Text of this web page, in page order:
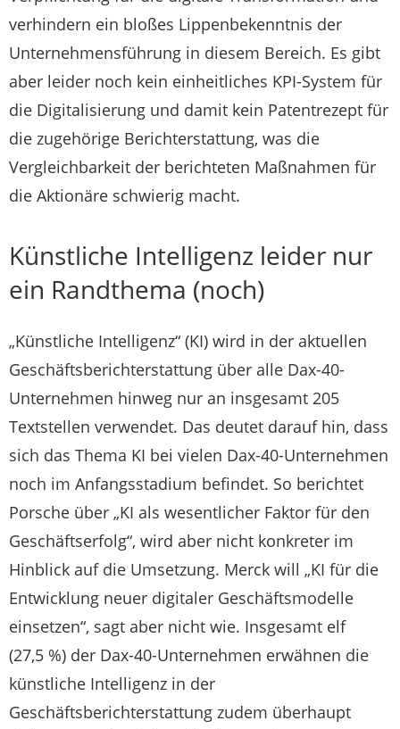
verhindern ein bloßes Lippenbekenntnis der
Unternehmensführung in diesem Bereich. Es gibt
aber leider noch kein einheitliches KPI-System für
die Digitalisierung und damit kein Patentrezept für
die zugehörige Berichterstattung, was die
Vergleichbarkeit der berichteten Maßnahmen für
die Aktionäre schwierig macht.
Künstliche Intelligenz leider nur
ein Randthema (noch)
„Künstliche Intelligenz“ (KI) wird in der aktuellen
Geschäftsberichterstattung über alle Dax-40-
Unternehmen hinweg nur an insgesamt 205
Textstellen verwendet. Das deutet darauf hin, dass
sich das Thema KI bei vielen Dax-40-Unternehmen
noch im Anfangsstadium befindet. So berichtet
Porsche über „KI als wesentlicher Faktor für den
Geschäftserfolg“, wird aber nicht konkreter im
Hinblick auf die Umsetzung. Merck will „KI für die
Entwicklung neuer digitaler Geschäftsmodelle
einsetzen“, sagt aber nicht wie. Insgesamt elf
(27,5 %) der Dax-40-Unternehmen erwähnen die
künstliche Intelligenz in der
Geschäftsberichterstattung zudem überhaupt